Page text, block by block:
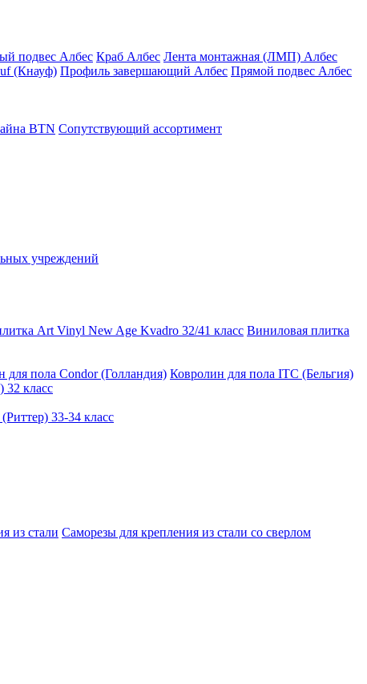
подвес Албес Краб Албес Лента монтажная (ЛМП) Албес
(Кнауф) Профиль завершающий Албес Прямой подвес Албес
ВТN Сопутствующий ассортимент
учреждений
Art Vinyl New Age Kvadro 32/41 класс Виниловая плитка
для пола Condor (Голландия) Ковролин для пола ITC (Бельгия)
32 класс
33-34 класс
из стали Саморезы для крепления из стали со сверлом